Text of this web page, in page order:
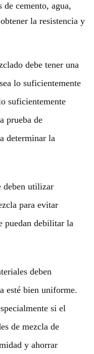
de cemento, agua,
la resistencia y
debe tener una
lo suficientemente
suficientemente
prueba de
determinar la
deben utilizar
para evitar
puedan debilitar la
deben
esté bien uniforme.
si el
de mezcla de
y ahorrar